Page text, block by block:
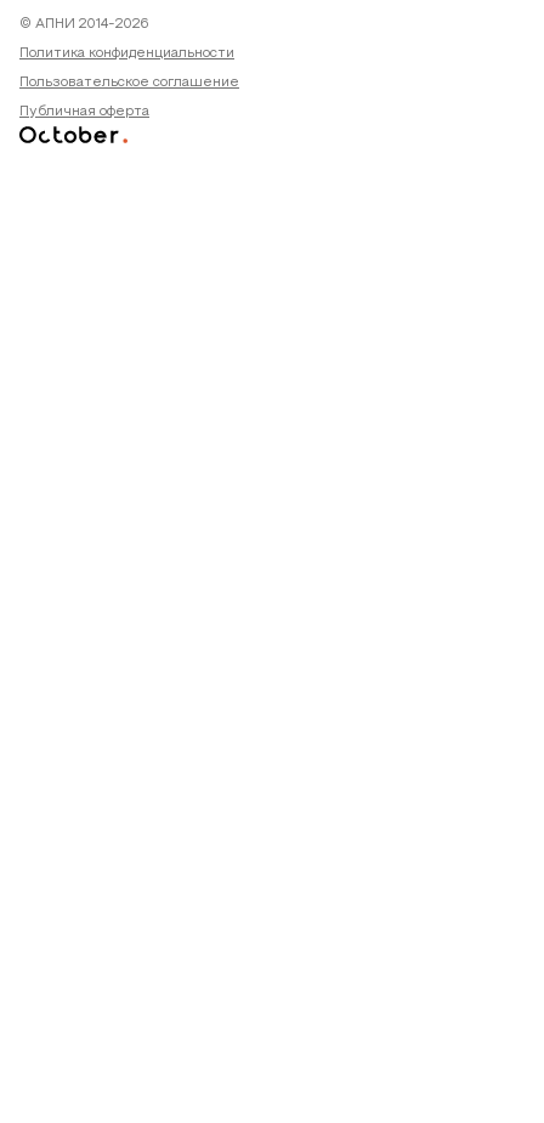
© АПНИ 2014-2026
Политика конфиденциальности
Пользовательское соглашение
Публичная оферта